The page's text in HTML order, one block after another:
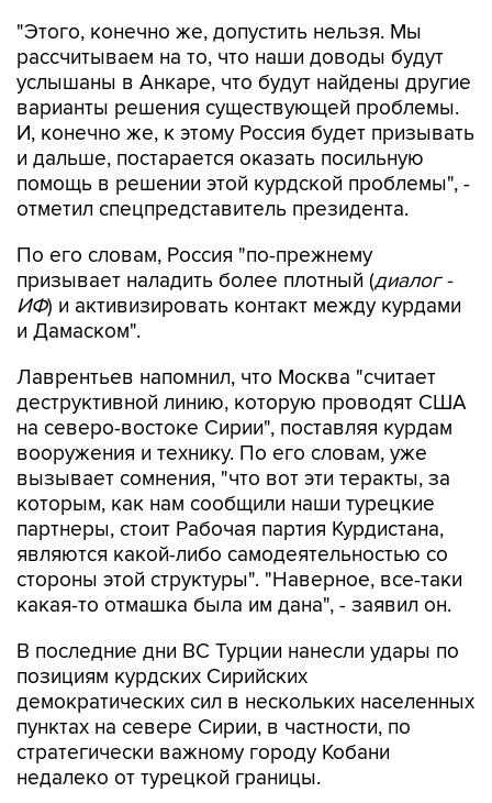
"Этого, конечно же, допустить нельзя. Мы
рассчитываем на то, что наши доводы будут
услышаны в Анкаре, что будут найдены другие
варианты решения существующей проблемы.
И, конечно же, к этому Россия будет призывать
и дальше, постарается оказать посильную
помощь в решении этой курдской проблемы", -
отметил спецпредставитель президента.
По его словам, Россия "по-прежнему
призывает наладить более плотный (диалог -
ИФ) и активизировать контакт между курдами
и Дамаском".
Лаврентьев напомнил, что Москва "считает
деструктивной линию, которую проводят США
на северо-востоке Сирии", поставляя курдам
вооружения и технику. По его словам, уже
вызывает сомнения, "что вот эти теракты, за
которым, как нам сообщили наши турецкие
партнеры, стоит Рабочая партия Курдистана,
являются какой-либо самодеятельностью со
стороны этой структуры". "Наверное, все-таки
какая-то отмашка была им дана", - заявил он.
В последние дни ВС Турции нанесли удары по
позициям курдских Сирийских
демократических сил в нескольких населенных
пунктах на севере Сирии, в частности, по
стратегически важному городу Кобани
недалеко от турецкой границы.